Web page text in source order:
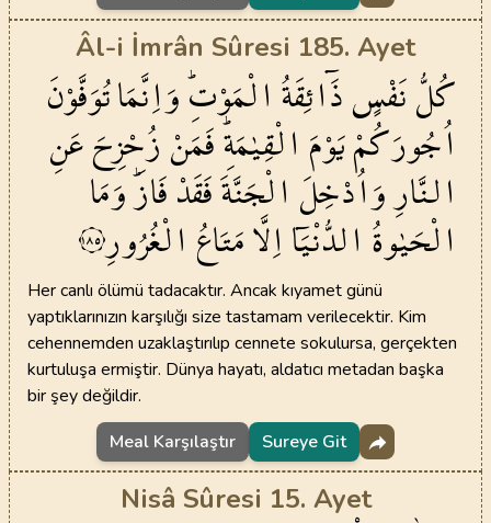
Âl-i İmrân Sûresi 185. Ayet
كُلُّنَفْسٍذَٓائِقَةُالْمَوْتِۜوَاِنَّمَاتُوَفَّوْنَ
اُجُورَكُمْيَوْمَ الْقِيٰمَةِۜفَمَنْزُحْزِحَعَنِ
النَّارِوَاُدْخِلَ الْجَنَّةَفَقَدْفَازَۜوَمَا
الْحَيٰوةُ الدُّنْيَٓااِلَّامَتَاعُ الْغُرُورِ١٨٥
Her canlı ölümü tadacaktır. Ancak kıyamet günü
yaptıklarınızın karşılığı size tastamam verilecektir. Kim
cehennemden uzaklaştırılıp cennete sokulursa, gerçekten
kurtuluşa ermiştir. Dünya hayatı, aldatıcı metadan başka
bir şey değildir.
Meal Karşılaştır
Sureye Git
Nisâ Sûresi 15. Ayet